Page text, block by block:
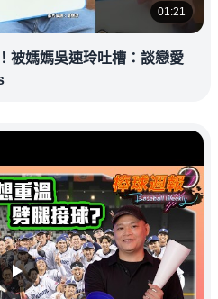
01:21
被媽媽吳速玲吐槽：談戀愛